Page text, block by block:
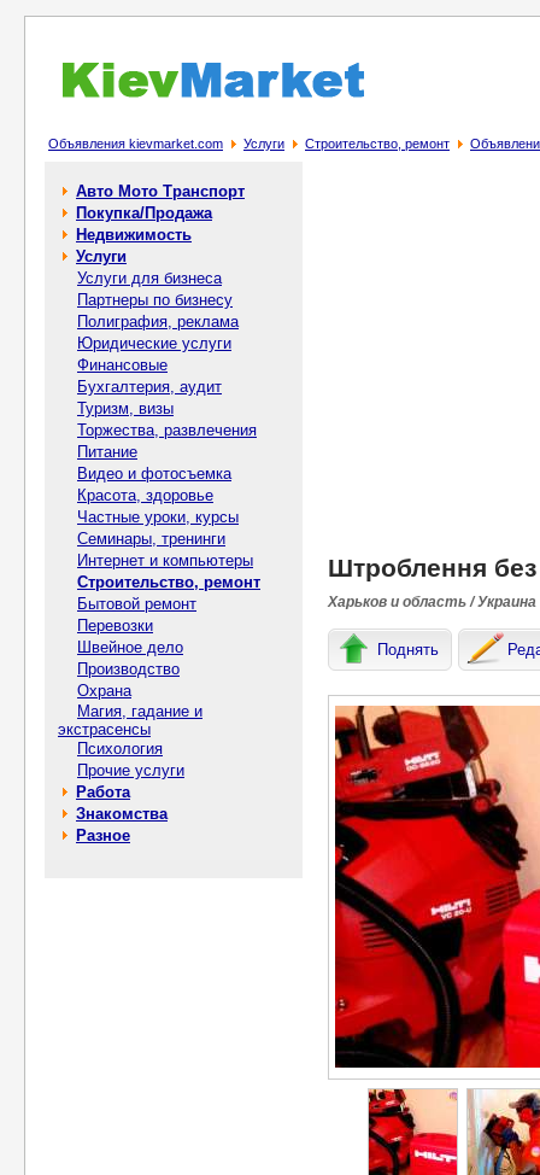
Объявления kievmarket.com Услуги Строительство, ремонт
Авто Мото Транспорт
Покупка/Продажа
Недвижимость
Услуги
Услуги для бизнеса
Партнеры по бизнесу
Полиграфия, реклама
Юридические услуги
Финансовые
Бухгалтерия, аудит
Туризм, визы
Торжества, развлечения
Питание
Видео и фотосъемка
Красота, здоровье
Частные уроки, курсы
Семинары, тренинги
Интернет и компьютеры
Строительство, ремонт
Бытовой ремонт
Перевозки
Швейное дело
Производство
Охрана
Магия, гадание и
экстрасенсы
Психология
Прочие услуги
Работа
Знакомства
Разное
Штроблення без
Харьков и область / Украина
Поднять